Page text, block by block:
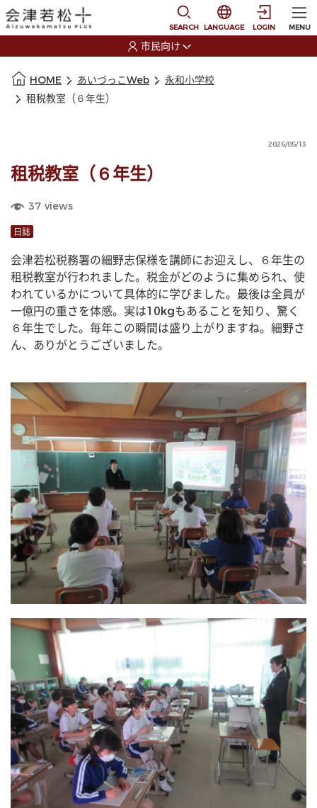
SEARCH
選択すると言語の切
LANGUAGE LOGIN MENU
市民向け
HOME あいづっこWeb
永和小学校
租税教室（６年生）
2026/05/13
租税教室（６年生）
37 views
日誌
会津若松税務署の細野志保様を講師にお迎えし、６年生の
租税教室が行われました。税金がどのように集められ、使
われているかについて具体的に学びました。最後は全員が
一億円の重さを体感。実は10kgもあることを知り、驚く
６年生でした。毎年この瞬間は盛り上がりますね。細野さ
ん、ありがとうございました。